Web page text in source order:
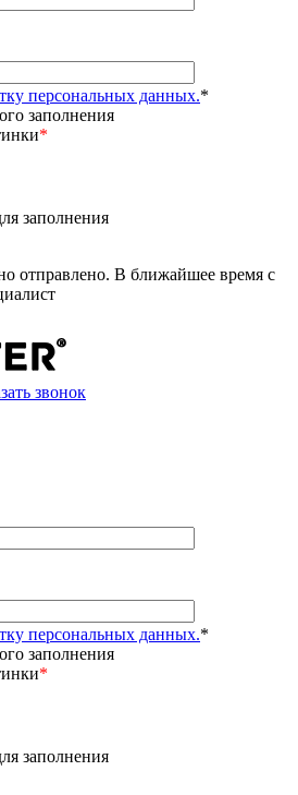
персональных данных.*
заполнения
*
заполнения
отправлено. В ближайшее время с
звонок
персональных данных.*
заполнения
*
заполнения